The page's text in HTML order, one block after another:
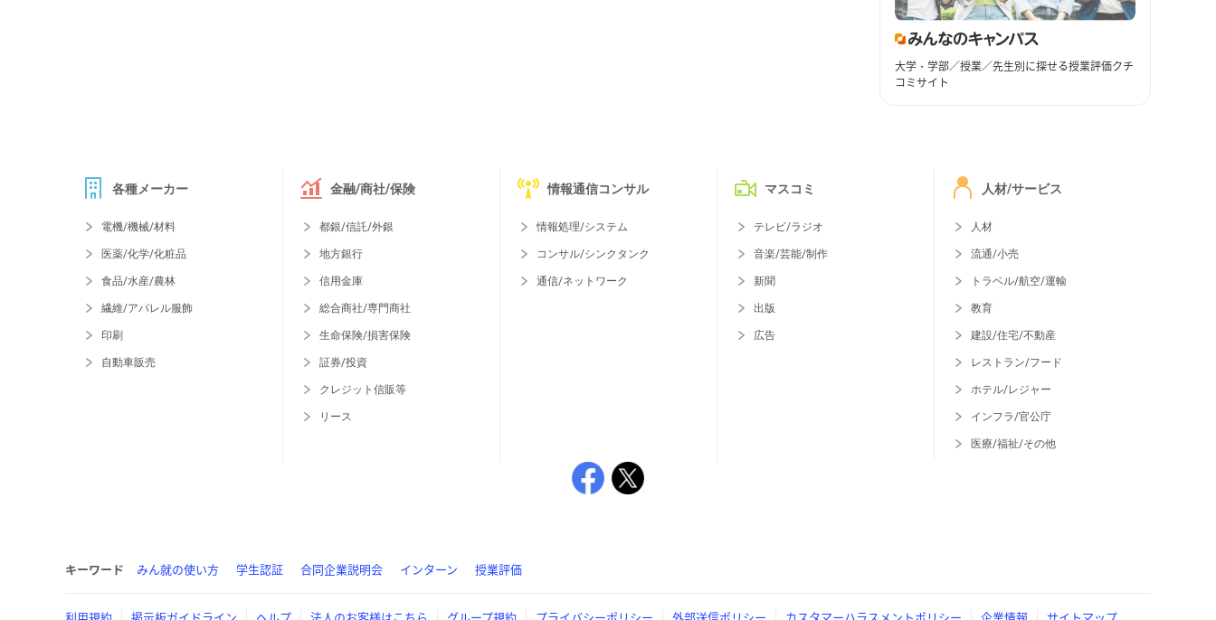
大学・学部／授業／先生別に探せる授業評価クチ
コミサイト
各種メーカー
電機/機械/材料
医薬/化学/化粧品
食品/水産/農林
繊維/アパレル服飾
印刷
自動車販売
金融/商社/保険
都銀/信託/外銀
地方銀行
信用金庫
総合商社/専門商社
生命保険/損害保険
証券/投資
クレジット信販等
リース
情報通信コンサル
情報処理/システム
コンサル/シンクタンク
通信/ネットワーク
マスコミ
テレビ/ラジオ
音楽/芸能/制作
新聞
出版
広告
人材/サービス
人材
流通/小売
トラベル/航空/運輸
教育
建設/住宅/不動産
レストラン/フード
ホテル/レジャー
インフラ/官公庁
医療/福祉/その他
キーワード みん就の使い方 学生認証 合同企業説明会 インターン 授業評価